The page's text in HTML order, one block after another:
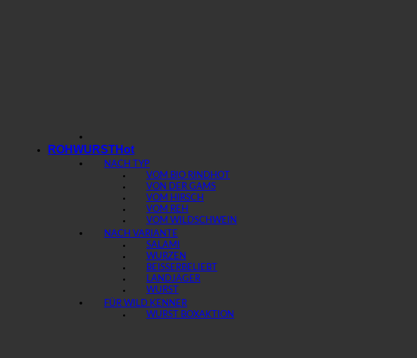
ROHWURST
NACH TYP
VOM BIO RIND
VON DER GAMS
VOM HIRSCH
VOM REH
VOM WILDSCHWEIN
NACH VARIANTE
SALAMI
WURZEN
BEISSER
LANDJÄGER
WURST
FÜR WILD KENNER
WURST BOX